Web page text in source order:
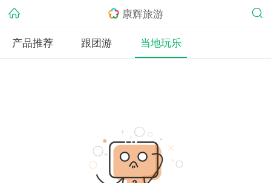
康辉旅游
产品推荐
跟团游 当地玩乐